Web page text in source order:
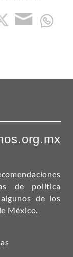
de política
de los
México.